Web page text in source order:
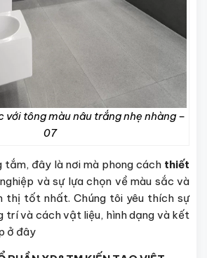
với tông màu nâu trắng nhẹ nhàng –
07
đây là nơi mà phong cách thiết
và sự lựa chọn về màu sắc và
thị tốt nhất. Chúng tôi yêu thích sự
trí và cách vật liệu, hình dạng và kết
ở đây